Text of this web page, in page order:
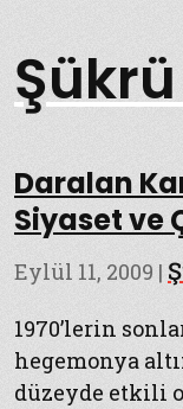
Daralan
Siyaset ve
Eylül 11, 2009 |
1970’lerin
hegemonya
düzeyde etkili